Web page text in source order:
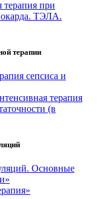
терапия при
ТЭЛА.
терапии
сепсиса и
терапия
(в
Основные